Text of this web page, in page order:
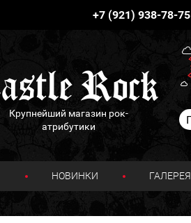
+7 (921) 938-78-75
Крупнейший магазин рок-
атрибутики
НОВИНКИ ГАЛЕРЕЯ